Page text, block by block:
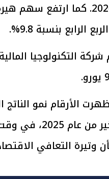
الرابع بنسبة 9.8%.
الأرقام نمو
التوقعات خلال
وتيرة التعافي
رئيس الوزراء يتابع
بتنفيذ التوجيهات
سكنية بالإيجار
30 مارس 2026 04:40 م